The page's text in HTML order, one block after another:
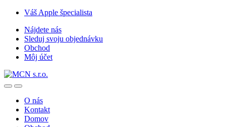
Skip
navigation
Skip
content
Váš Apple špecialista
Nájdete nás
Sleduj svoju objednávku
Obchod
Môj účet
O nás
Kontakt
Domov